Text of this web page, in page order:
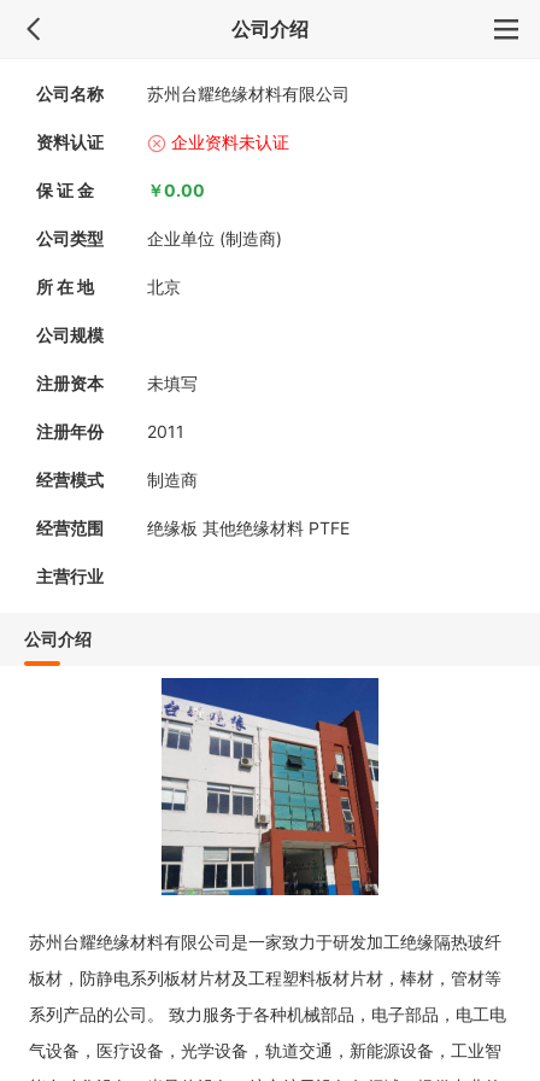
公司介绍
公司名称 苏州台耀绝缘材料有限公司
资料认证 企业资料未认证
保 证 金 ￥0.00
公司类型 企业单位 (制造商)
所 在 地 北京
公司规模
注册资本 未填写
注册年份 2011
经营模式 制造商
经营范围 绝缘板 其他绝缘材料 PTFE
主营行业
公司介绍
苏州台耀绝缘材料有限公司是一家致力于研发加工绝缘隔热玻纤
板材，防静电系列板材片材及工程塑料板材片材，棒材，管材等
系列产品的公司。 致力服务于各种机械部品，电子部品，电工电
气设备，医疗设备，光学设备，轨道交通，新能源设备，工业智